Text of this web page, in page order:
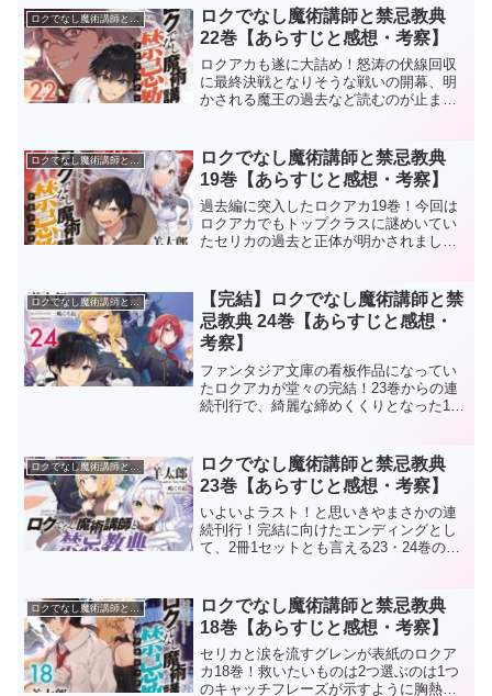
ーリーグレン＝レーダスをタウムの天文
神殿に送り出し、過去で...
ロクでなし魔術講師と禁忌教典
ロクでなし魔術講師と禁忌教典
22巻【あらすじと感想・考察】
ロクアカも遂に大詰め！怒涛の伏線回収
に最終決戦となりそうな戦いの開幕、明
かされる魔王の過去など読むのが止まら
トーリー突如現れたジャティス＝ロウフ
ァンは《大導師》フェロ...
ロクでなし魔術講師と禁忌教典
ロクでなし魔術講師と禁忌教典
19巻【あらすじと感想・考察】
過去編に突入したロクアカ19巻！今回は
ロクアカでもトップクラスに謎めいてい
たセリカの過去と正体が明かされまし
うですが、ロクアカシリーズでも1、2を
争うほどに素晴らしい一...
ロクでなし魔術講師と禁忌教典
【完結】ロクでなし魔術講師と禁
忌教典 24巻【あらすじと感想・
考察】
ファンタジア文庫の看板作品になってい
たロクアカが堂々の完結！23巻からの連
続刊行で、綺麗な締めくくりとなった1冊
ロクアカ24巻のストーリー無垢なる闇と
共にグレン＝レーダ...
ロクでなし魔術講師と禁忌教典
ロクでなし魔術講師と禁忌教典
23巻【あらすじと感想・考察】
いよいよラスト！と思いきやまさかの連
続刊行！完結に向けたエンディングとし
て、2冊1セットとも言える23・24巻の一
【ネタバレ】全開です！！！ロクアカ23
巻のストーリージ...
ロクでなし魔術講師と禁忌教典
ロクでなし魔術講師と禁忌教典
18巻【あらすじと感想・考察】
セリカと涙を流すグレンが表紙のロクア
カ18巻！救いたいものは2つ選ぶのは1つ
のキャッチフレーズが示すように胸熱な